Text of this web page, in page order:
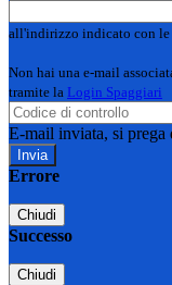
all'indirizzo indicato con le
Non hai una e-mail
tramite la Login Spaggiari
E-mail inviata, si prega
Errore
Chiudi
Successo
Chiudi